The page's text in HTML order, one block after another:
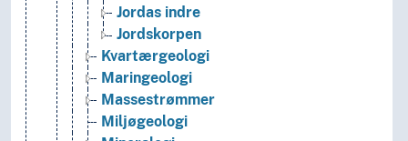
Jordas indre
Jordskorpen
Kvartærgeologi
Maringeologi
Massestrømmer
Miljøgeologi